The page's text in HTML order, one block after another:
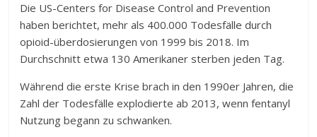
Die US-Centers for Disease Control and Prevention
haben berichtet, mehr als 400.000 Todesfälle durch
opioid-überdosierungen von 1999 bis 2018. Im
Durchschnitt etwa 130 Amerikaner sterben jeden Tag.
Während die erste Krise brach in den 1990er Jahren, die
Zahl der Todesfälle explodierte ab 2013, wenn fentanyl
Nutzung begann zu schwanken.